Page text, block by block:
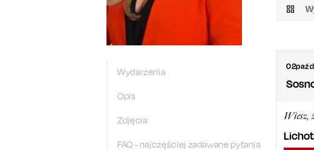
Wydarzenia
Opis
Zdjęcia
FAQ - najczęściej zadawane pytania
02
Wiesz,